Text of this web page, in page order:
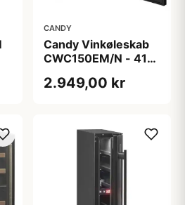
CANDY
Candy Vinkøleskab
CWC150EM/N - 41
2.949,00 kr